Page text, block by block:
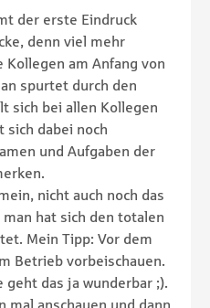
der erste Eindruck
denn viel mehr
Kollegen am Anfang von
spurtet durch den
sich bei allen Kollegen
sich dabei noch
und Aufgaben der
nicht auch noch das
man hat sich den totalen
Mein Tipp: Vor dem
Betrieb vorbeischauen.
geht das ja wunderbar ;).
mal anschauen und dann